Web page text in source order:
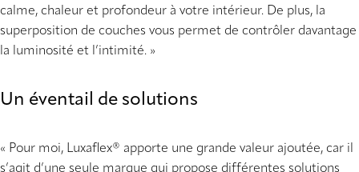
calme, chaleur et profondeur à votre intérieur. De plus, la
superposition de couches vous permet de contrôler davantage
la luminosité et l’intimité. »
Un éventail de solutions
« Pour moi, Luxaflex® apporte une grande valeur ajoutée, car il
s’agit d’une seule marque qui propose différentes solutions